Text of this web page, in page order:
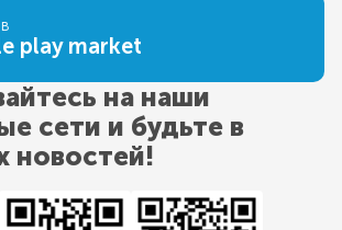
play market
на наши
сети и будьте в
новостей!